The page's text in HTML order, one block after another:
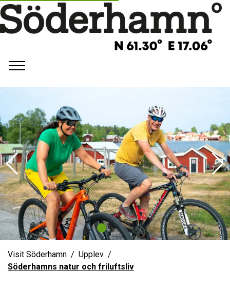
Visit Söderhamn
Upplev
Söderhamns natur och friluftsliv